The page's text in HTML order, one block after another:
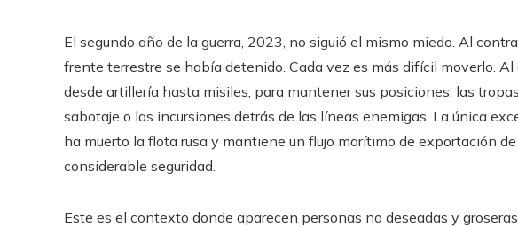
El segundo año de la guerra, 2023, no siguió el mismo miedo. Al
frente terrestre se había detenido. Cada vez es más difícil moverlo. Al
desde artillería hasta misiles, para mantener sus posiciones, las
sabotaje o las incursiones detrás de las líneas enemigas. La única
ha muerto la flota rusa y mantiene un flujo marítimo de exportación
considerable seguridad.
Este es el contexto donde aparecen personas no deseadas y